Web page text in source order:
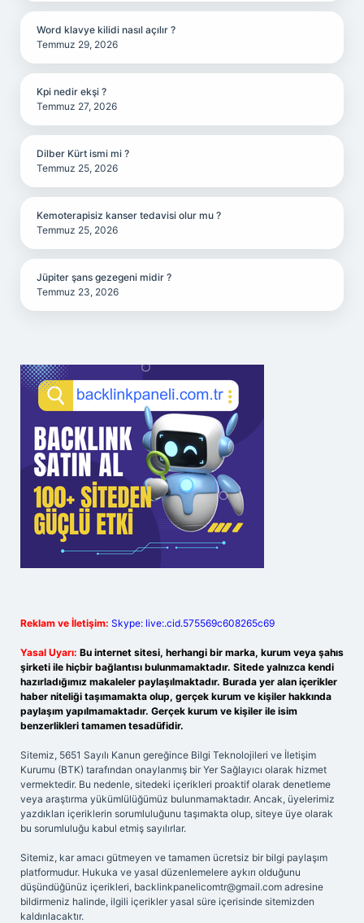
Word klavye kilidi nasıl açılır ?
Temmuz 29, 2026
Kpi nedir ekşi ?
Temmuz 27, 2026
Dilber Kürt ismi mi ?
Temmuz 25, 2026
Kemoterapisiz kanser tedavisi olur mu ?
Temmuz 25, 2026
Jüpiter şans gezegeni midir ?
Temmuz 23, 2026
Reklam ve İletişim: Skype: live:.cid.575569c608265c69
Yasal Uyarı: Bu internet sitesi, herhangi bir marka, kurum veya şahıs
şirketi ile hiçbir bağlantısı bulunmamaktadır. Sitede yalnızca kendi
hazırladığımız makaleler paylaşılmaktadır. Burada yer alan içerikler
haber niteliği taşımamakta olup, gerçek kurum ve kişiler hakkında
paylaşım yapılmamaktadır. Gerçek kurum ve kişiler ile isim
benzerlikleri tamamen tesadüfidir.
Sitemiz, 5651 Sayılı Kanun gereğince Bilgi Teknolojileri ve İletişim
Kurumu (BTK) tarafından onaylanmış bir Yer Sağlayıcı olarak hizmet
vermektedir. Bu nedenle, sitedeki içerikleri proaktif olarak denetleme
veya araştırma yükümlülüğümüz bulunmamaktadır. Ancak, üyelerimiz
yazdıkları içeriklerin sorumluluğunu taşımakta olup, siteye üye olarak
bu sorumluluğu kabul etmiş sayılırlar.
Sitemiz, kar amacı gütmeyen ve tamamen ücretsiz bir bilgi paylaşım
platformudur. Hukuka ve yasal düzenlemelere aykırı olduğunu
düşündüğünüz içerikleri, backlinkpanelicomtr@gmail.com adresine
bildirmeniz halinde, ilgili içerikler yasal süre içerisinde sitemizden
kaldırılacaktır.